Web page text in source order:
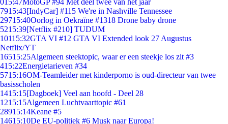
015:47MotoGP #94 Met deel twee van het jaar
7915:43[IndyCar] #115 We're in Nashville Tennessee
29715:40Oorlog in Oekraïne #1318 Drone baby drone
5215:39[Netflix #210] TUDUM
10115:32GTA VI #12 GTA VI Extended look 27 Augustus
Netflix/YT
16515:25Algemeen steektopic, waar er een steekje los zit #3
415:22Energietarieven #34
5715:16OM-Teamleider met kinderporno is oud-directeur van twee
basisscholen
1415:15[Dagboek] Veel aan hoofd - Deel 28
1215:15Algemeen Luchtvaarttopic #61
28915:14Keane #5
14615:10De EU-politiek #6 Musk naar Europa!